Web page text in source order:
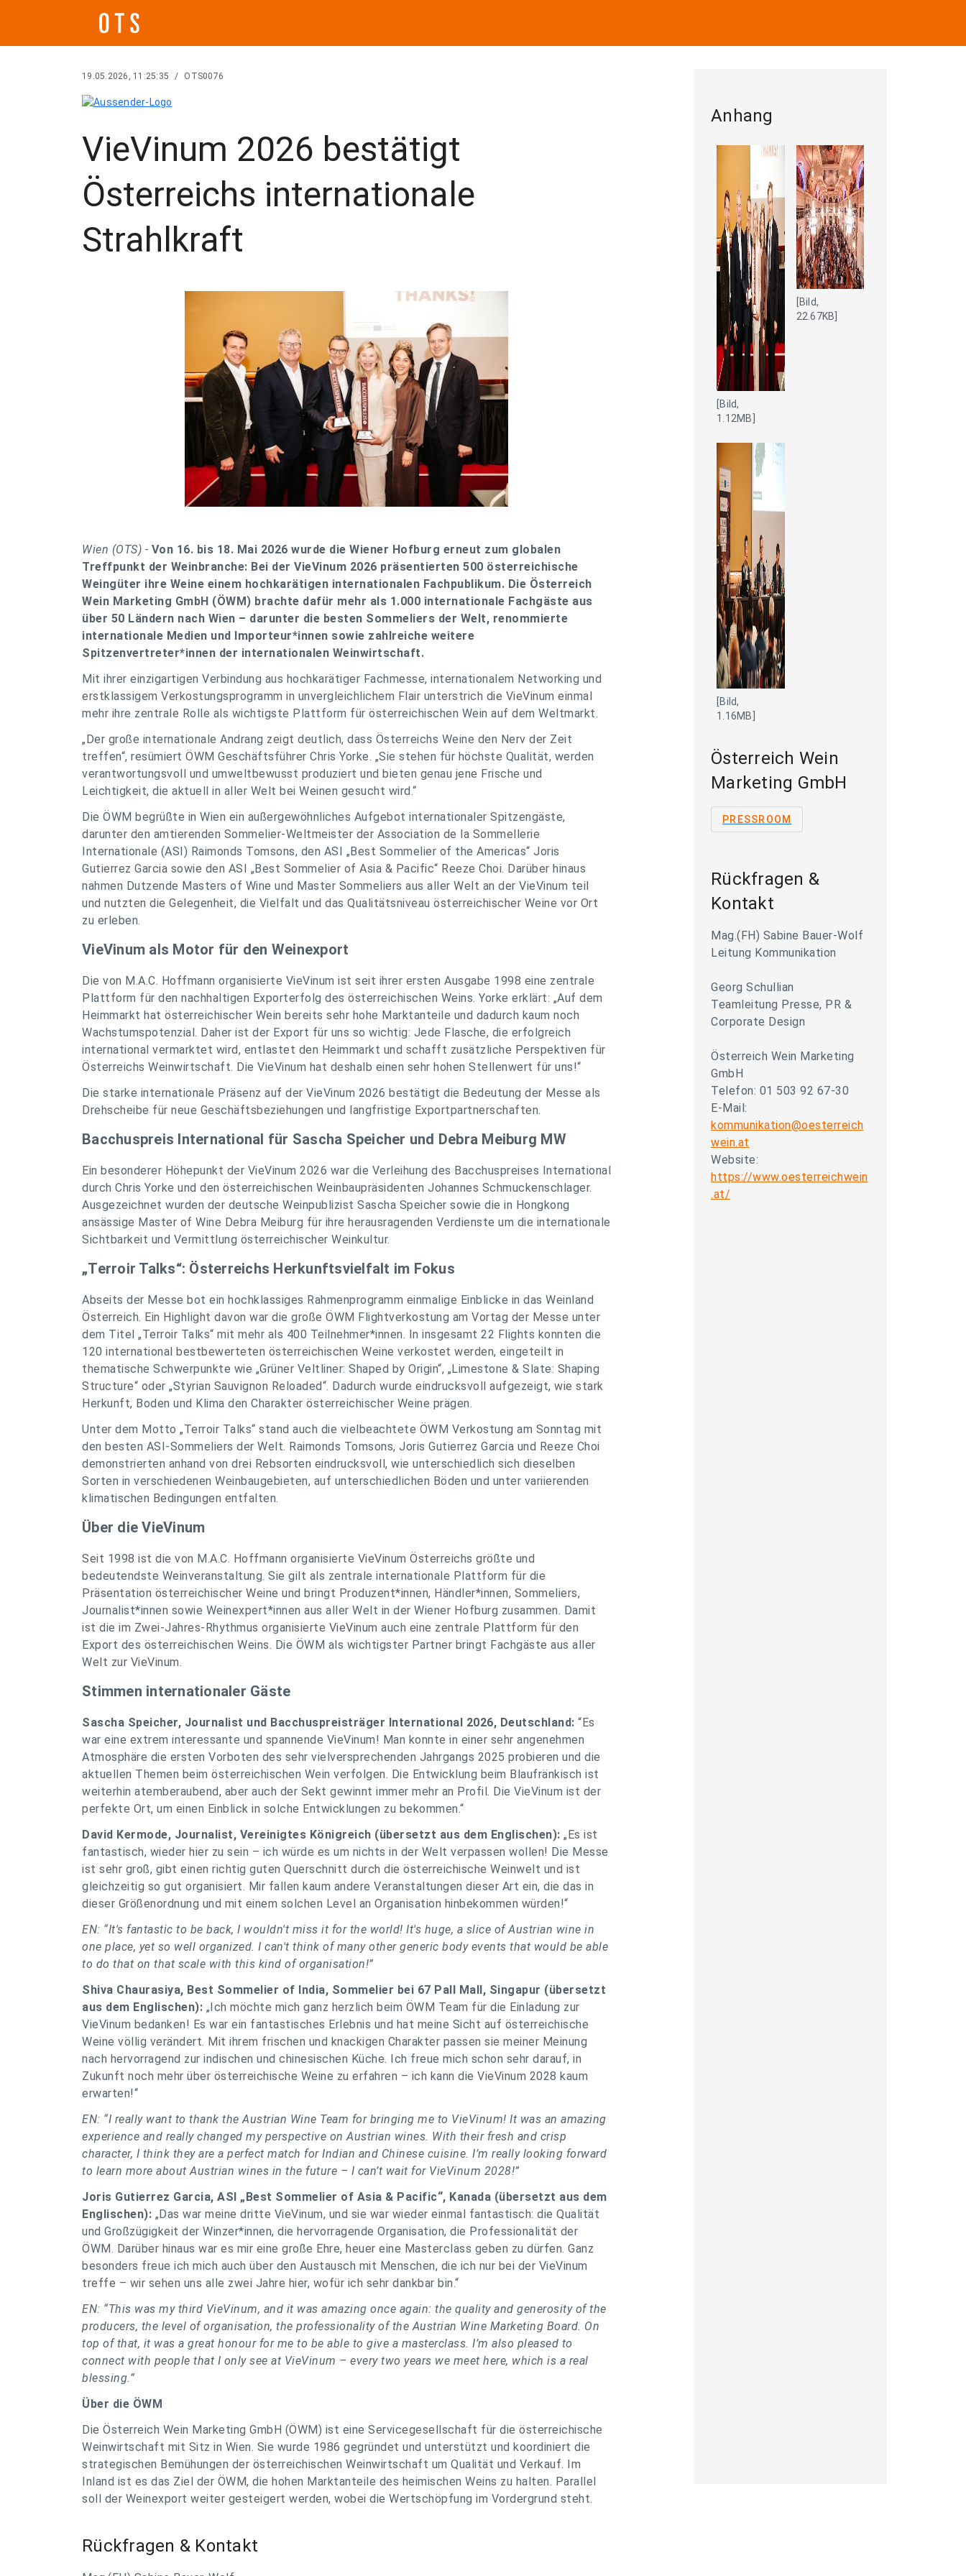
19.05.2026, 11:25:35 / OTS0076
VieVinum 2026 bestätigt
Österreichs internationale
Strahlkraft
Wien (OTS) - Von 16. bis 18. Mai 2026 wurde die Wiener Hofburg erneut zum globalen
Treffpunkt der Weinbranche: Bei der VieVinum 2026 präsentierten 500 österreichische
Weingüter ihre Weine einem hochkarätigen internationalen Fachpublikum. Die Österreich
Wein Marketing GmbH (ÖWM) brachte dafür mehr als 1.000 internationale Fachgäste aus
über 50 Ländern nach Wien – darunter die besten Sommeliers der Welt, renommierte
internationale Medien und Importeur*innen sowie zahlreiche weitere
Spitzenvertreter*innen der internationalen Weinwirtschaft.
Mit ihrer einzigartigen Verbindung aus hochkarätiger Fachmesse, internationalem Networking und
erstklassigem Verkostungsprogramm in unvergleichlichem Flair unterstrich die VieVinum einmal
mehr ihre zentrale Rolle als wichtigste Plattform für österreichischen Wein auf dem Weltmarkt.
„Der große internationale Andrang zeigt deutlich, dass Österreichs Weine den Nerv der Zeit
treffen“, resümiert ÖWM Geschäftsführer Chris Yorke. „Sie stehen für höchste Qualität, werden
verantwortungsvoll und umweltbewusst produziert und bieten genau jene Frische und
Leichtigkeit, die aktuell in aller Welt bei Weinen gesucht wird.“
Die ÖWM begrüßte in Wien ein außergewöhnliches Aufgebot internationaler Spitzengäste,
darunter den amtierenden Sommelier-Weltmeister der Association de la Sommellerie
Internationale (ASI) Raimonds Tomsons, den ASI „Best Sommelier of the Americas“ Joris
Gutierrez Garcia sowie den ASI „Best Sommelier of Asia & Pacific“ Reeze Choi. Darüber hinaus
nahmen Dutzende Masters of Wine und Master Sommeliers aus aller Welt an der VieVinum teil
und nutzten die Gelegenheit, die Vielfalt und das Qualitätsniveau österreichischer Weine vor Ort
zu erleben.
VieVinum als Motor für den Weinexport
Die von M.A.C. Hoffmann organisierte VieVinum ist seit ihrer ersten Ausgabe 1998 eine zentrale
Plattform für den nachhaltigen Exporterfolg des österreichischen Weins. Yorke erklärt: „Auf dem
Heimmarkt hat österreichischer Wein bereits sehr hohe Marktanteile und dadurch kaum noch
Wachstumspotenzial. Daher ist der Export für uns so wichtig: Jede Flasche, die erfolgreich
international vermarktet wird, entlastet den Heimmarkt und schafft zusätzliche Perspektiven für
Österreichs Weinwirtschaft. Die VieVinum hat deshalb einen sehr hohen Stellenwert für uns!“
Die starke internationale Präsenz auf der VieVinum 2026 bestätigt die Bedeutung der Messe als
Drehscheibe für neue Geschäftsbeziehungen und langfristige Exportpartnerschaften.
Bacchuspreis International für Sascha Speicher und Debra Meiburg MW
Ein besonderer Höhepunkt der VieVinum 2026 war die Verleihung des Bacchuspreises International
durch Chris Yorke und den österreichischen Weinbaupräsidenten Johannes Schmuckenschlager.
Ausgezeichnet wurden der deutsche Weinpublizist Sascha Speicher sowie die in Hongkong
ansässige Master of Wine Debra Meiburg für ihre herausragenden Verdienste um die internationale
Sichtbarkeit und Vermittlung österreichischer Weinkultur.
„Terroir Talks“: Österreichs Herkunftsvielfalt im Fokus
Abseits der Messe bot ein hochklassiges Rahmenprogramm einmalige Einblicke in das Weinland
Österreich. Ein Highlight davon war die große ÖWM Flightverkostung am Vortag der Messe unter
dem Titel „Terroir Talks“ mit mehr als 400 Teilnehmer*innen. In insgesamt 22 Flights konnten die
120 international bestbewerteten österreichischen Weine verkostet werden, eingeteilt in
thematische Schwerpunkte wie „Grüner Veltliner: Shaped by Origin“, „Limestone & Slate: Shaping
Structure“ oder „Styrian Sauvignon Reloaded“. Dadurch wurde eindrucksvoll aufgezeigt, wie stark
Herkunft, Boden und Klima den Charakter österreichischer Weine prägen.
Unter dem Motto „Terroir Talks“ stand auch die vielbeachtete ÖWM Verkostung am Sonntag mit
den besten ASI-Sommeliers der Welt. Raimonds Tomsons, Joris Gutierrez Garcia und Reeze Choi
demonstrierten anhand von drei Rebsorten eindrucksvoll, wie unterschiedlich sich dieselben
Sorten in verschiedenen Weinbaugebieten, auf unterschiedlichen Böden und unter variierenden
klimatischen Bedingungen entfalten.
Über die VieVinum
Seit 1998 ist die von M.A.C. Hoffmann organisierte VieVinum Österreichs größte und
bedeutendste Weinveranstaltung. Sie gilt als zentrale internationale Plattform für die
Präsentation österreichischer Weine und bringt Produzent*innen, Händler*innen, Sommeliers,
Journalist*innen sowie Weinexpert*innen aus aller Welt in der Wiener Hofburg zusammen. Damit
ist die im Zwei-Jahres-Rhythmus organisierte VieVinum auch eine zentrale Plattform für den
Export des österreichischen Weins. Die ÖWM als wichtigster Partner bringt Fachgäste aus aller
Welt zur VieVinum.
Stimmen internationaler Gäste
Sascha Speicher, Journalist und Bacchuspreisträger International 2026, Deutschland: “Es
war eine extrem interessante und spannende VieVinum! Man konnte in einer sehr angenehmen
Atmosphäre die ersten Vorboten des sehr vielversprechenden Jahrgangs 2025 probieren und die
aktuellen Themen beim österreichischen Wein verfolgen. Die Entwicklung beim Blaufränkisch ist
weiterhin atemberaubend, aber auch der Sekt gewinnt immer mehr an Profil. Die VieVinum ist der
perfekte Ort, um einen Einblick in solche Entwicklungen zu bekommen.“
David Kermode, Journalist, Vereinigtes Königreich (übersetzt aus dem Englischen): „Es ist
fantastisch, wieder hier zu sein – ich würde es um nichts in der Welt verpassen wollen! Die Messe
ist sehr groß, gibt einen richtig guten Querschnitt durch die österreichische Weinwelt und ist
gleichzeitig so gut organisiert. Mir fallen kaum andere Veranstaltungen dieser Art ein, die das in
dieser Größenordnung und mit einem solchen Level an Organisation hinbekommen würden!“
EN: “It's fantastic to be back, I wouldn't miss it for the world! It's huge, a slice of Austrian wine in
one place, yet so well organized. I can't think of many other generic body events that would be able
to do that on that scale with this kind of organisation!”
Shiva Chaurasiya, Best Sommelier of India, Sommelier bei 67 Pall Mall, Singapur (übersetzt
aus dem Englischen): „Ich möchte mich ganz herzlich beim ÖWM Team für die Einladung zur
VieVinum bedanken! Es war ein fantastisches Erlebnis und hat meine Sicht auf österreichische
Weine völlig verändert. Mit ihrem frischen und knackigen Charakter passen sie meiner Meinung
nach hervorragend zur indischen und chinesischen Küche. Ich freue mich schon sehr darauf, in
Zukunft noch mehr über österreichische Weine zu erfahren – ich kann die VieVinum 2028 kaum
erwarten!“
EN: “I really want to thank the Austrian Wine Team for bringing me to VieVinum! It was an amazing
experience and really changed my perspective on Austrian wines. With their fresh and crisp
character, I think they are a perfect match for Indian and Chinese cuisine. I’m really looking forward
to learn more about Austrian wines in the future – I can’t wait for VieVinum 2028!”
Joris Gutierrez Garcia, ASI „Best Sommelier of Asia & Pacific“, Kanada (übersetzt aus dem
Englischen): „Das war meine dritte VieVinum, und sie war wieder einmal fantastisch: die Qualität
und Großzügigkeit der Winzer*innen, die hervorragende Organisation, die Professionalität der
ÖWM. Darüber hinaus war es mir eine große Ehre, heuer eine Masterclass geben zu dürfen. Ganz
besonders freue ich mich auch über den Austausch mit Menschen, die ich nur bei der VieVinum
treffe – wir sehen uns alle zwei Jahre hier, wofür ich sehr dankbar bin.“
EN: “This was my third VieVinum, and it was amazing once again: the quality and generosity of the
producers, the level of organisation, the professionality of the Austrian Wine Marketing Board. On
top of that, it was a great honour for me to be able to give a masterclass. I’m also pleased to
connect with people that I only see at VieVinum – every two years we meet here, which is a real
blessing.”
Über die ÖWM
Die Österreich Wein Marketing GmbH (ÖWM) ist eine Servicegesellschaft für die österreichische
Weinwirtschaft mit Sitz in Wien. Sie wurde 1986 gegründet und unterstützt und koordiniert die
strategischen Bemühungen der österreichischen Weinwirtschaft um Qualität und Verkauf. Im
Inland ist es das Ziel der ÖWM, die hohen Marktanteile des heimischen Weins zu halten. Parallel
soll der Weinexport weiter gesteigert werden, wobei die Wertschöpfung im Vordergrund steht.
Rückfragen & Kontakt
Anhang
[Bild,
1.12MB]
[Bild,
22.67KB]
[Bild,
1.16MB]
Österreich Wein
Marketing GmbH
PRESSROOM
Rückfragen &
Kontakt
Mag.(FH) Sabine Bauer-Wolf
Leitung Kommunikation
Georg Schullian
Teamleitung Presse, PR &
Corporate Design
Österreich Wein Marketing
GmbH
Telefon: 01 503 92 67-30
E-Mail:
kommunikation@oesterreich
wein.at
Website:
https://www.oesterreichwein
.at/